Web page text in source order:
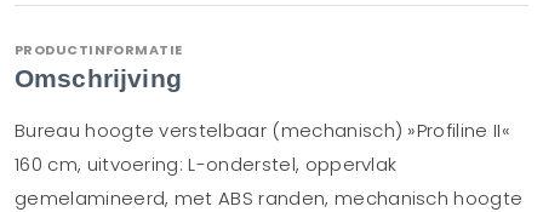
PRODUCTINFORMATIE
Omschrijving
Bureau hoogte verstelbaar (mechanisch) »Profiline II«
160 cm, uitvoering: L-onderstel, oppervlak
gemelamineerd, met ABS randen, mechanisch hoogte